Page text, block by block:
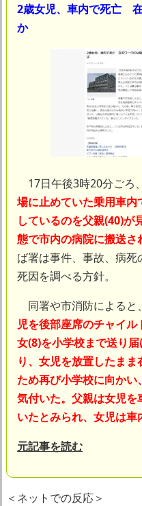
Powered by livedoor 相互RSS
2歳女児、車内で死亡
か
17日午後3時20分ごろ、
場に止めていた乗用車内
しているのを父親(40)が
態で市内の病院に搬送さ
ば署は事件、事故、病
死因を調べる方針。
同署や市消防によると、
児を後部座席のチャイ
女(8)を小学校まで送り
り、女児を放置したま
ため再び小学校に向か
気付いた。父親は女児
いたとみられ、女児は車
元記事を読む
＜ネットでの反応＞